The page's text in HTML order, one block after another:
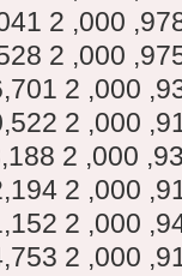
2 ,000
2 ,000
2 ,000
2 ,000
2 ,000
2 ,000
2 ,000
2 ,000